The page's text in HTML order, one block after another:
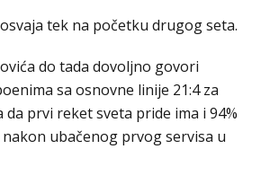
tek na početku drugog seta.
do tada dovoljno govori
sa osnovne linije 21:4 za
prvi reket sveta pride ima i 94%
ubačenog prvog servisa u